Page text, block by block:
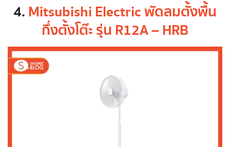
4. Mitsubishi Electric พัดลมตั้งพื้น
กึ่งตั้งโต๊ะ รุ่น R12A – HRB